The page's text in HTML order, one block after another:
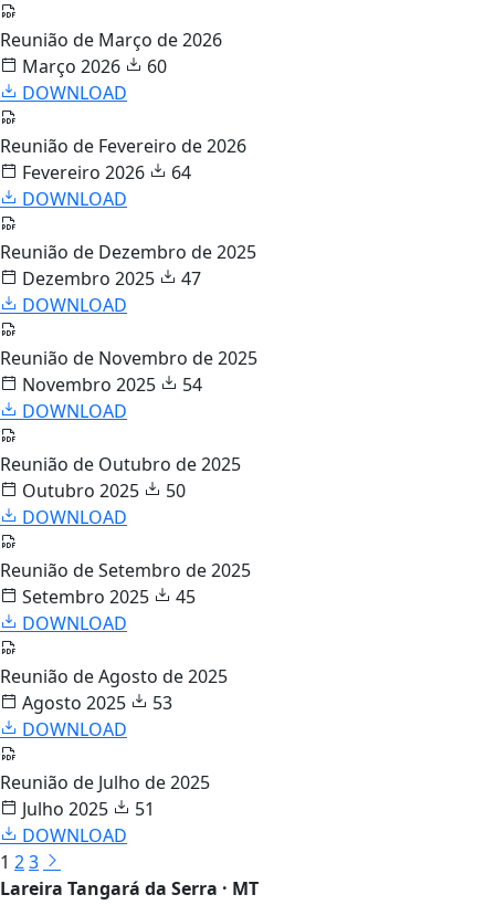
Reunião de Março de 2026
Março 2026
60
DOWNLOAD
Reunião de Fevereiro de 2026
Fevereiro 2026
64
DOWNLOAD
Reunião de Dezembro de 2025
Dezembro 2025
47
DOWNLOAD
Reunião de Novembro de 2025
Novembro 2025
54
DOWNLOAD
Reunião de Outubro de 2025
Outubro 2025
50
DOWNLOAD
Reunião de Setembro de 2025
Setembro 2025
45
DOWNLOAD
Reunião de Agosto de 2025
Agosto 2025
53
DOWNLOAD
Reunião de Julho de 2025
Julho 2025
51
DOWNLOAD
1 23
Lareira Tangará da Serra · MT